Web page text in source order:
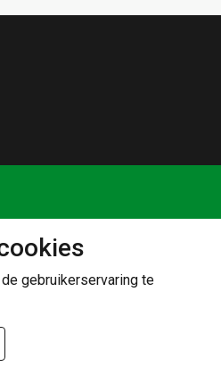
gebruikerservaring te